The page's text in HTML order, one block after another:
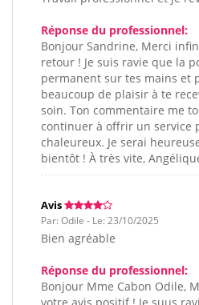
Réponse du professionnel:
Bonjour Sandrine, Merci
retour ! Je suis ravie que la
permanent sur tes mains et
beaucoup de plaisir à te
soin. Ton commentaire me
continuer à offrir un service
chaleureux. Je serai
bientôt ! À très vite,
Avis
Par: Odile - Le: 23/10/2025
Bien agréable
Réponse du professionnel:
Bonjour Mme Cabon Odile,